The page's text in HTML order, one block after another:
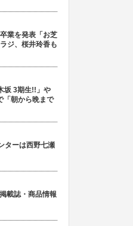
業を発表「お芝
ジ、桜井玲香も
坂 3期生!!」や
朝から晩まで
ターは西野七瀬
載誌・商品情報